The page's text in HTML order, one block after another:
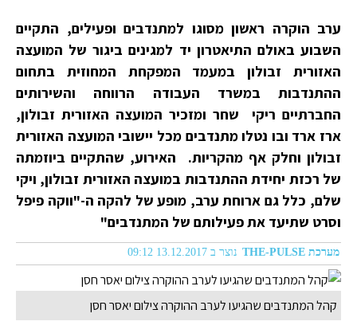
ערב הוקרה ראשון מסוגו למתנדבים ופעילים, התקיים
השבוע באולם התיאטרון יד למגינים ביגור של המועצה
האזורית זבולון במעמד המפקחת המחוזית בתחום
ההתנדבות במשרד העבודה הרווחה והשירותים
החברתיים ריקי שחר ומזכיר המועצה האזורית זבולון,
ארז ארד ובו נטלו מתנדבים מכל יישובי המועצה האזורית
זבולון וחלק אף מהקריות. האירוע, שהתקיים ביוזמתה
של רכזת יחידת ההתנדבות במועצה האזורית זבולון, ויקי
שלם, כלל גם ארוחת ערב, מופע של להקה ה-"ווקה פיפל
וסרט שתיעד את פעילותם של המתנדבים"
מערכת THE-PULSE נוצר ב 13.12.2017 09:12
קהל המתנדבים שהגיעו לערב ההוקרה צילום יאסר חסן